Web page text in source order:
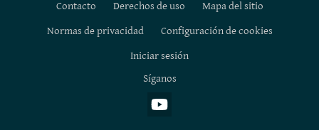
Footer
Contacto Derechos de uso Mapa del sitio
Normas de privacidad Configuración de cookies
Iniciar sesión
Síganos